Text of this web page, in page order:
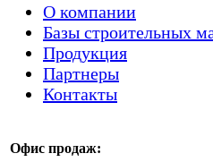
О компании
Базы строительных
Продукция
Партнеры
Контакты
Офис продаж: